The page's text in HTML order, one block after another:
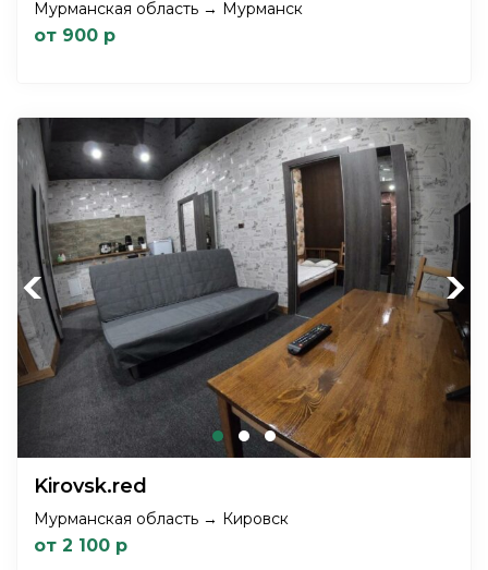
Мурманская область → Мурманск
от 900 р
Previous Next
Kirovsk.red
Мурманская область → Кировск
от 2 100 р